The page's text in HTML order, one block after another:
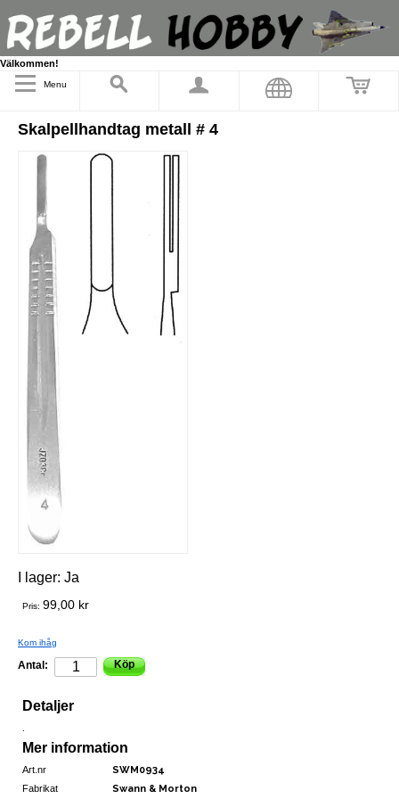
Välkommen!
Menu
Skalpellhandtag metall # 4
I lager: Ja
Pris: 99,00 kr
Kom ihåg
Antal: Köp
Detaljer
Mer information
Art.nr SWM0934
Fabrikat Swann & Morton